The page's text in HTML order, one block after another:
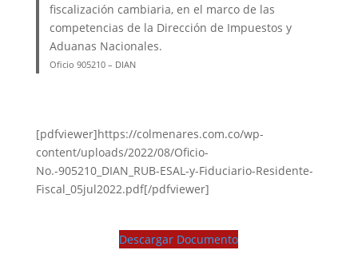
fiscalización cambiaria, en el marco de las
competencias de la Dirección de Impuestos y
Aduanas Nacionales.
Oficio 905210 – DIAN
[pdfviewer]https://colmenares.com.co/wp-
content/uploads/2022/08/Oficio-
No.-905210_DIAN_RUB-ESAL-y-Fiduciario-Residente-
Fiscal_05jul2022.pdf[/pdfviewer]
Descargar Documento